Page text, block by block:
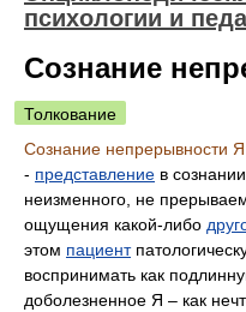
психологии и
Сознание
Толкование
Сознание непрерывности Я
- представление в
неизменного, не
ощущения какой-либо
этом пациент
воспринимать как
доболезненное Я – как